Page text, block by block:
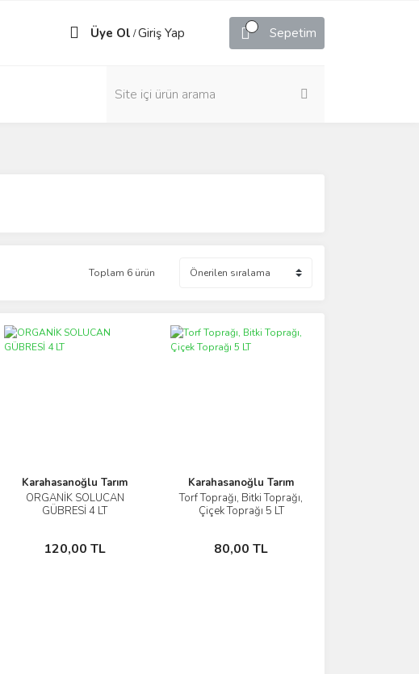
Üye Ol /Giriş Yap Sepetim
Toplam 6 ürün
Karahasanoğlu Tarım
ORGANİK SOLUCAN
GÜBRESİ 4 LT
120,00 TL
İncele
Sepete Ekle
Karahasanoğlu Tarım
Torf Toprağı, Bitki Toprağı,
Çiçek Toprağı 5 LT
80,00 TL
İncele
Sepete Ekle